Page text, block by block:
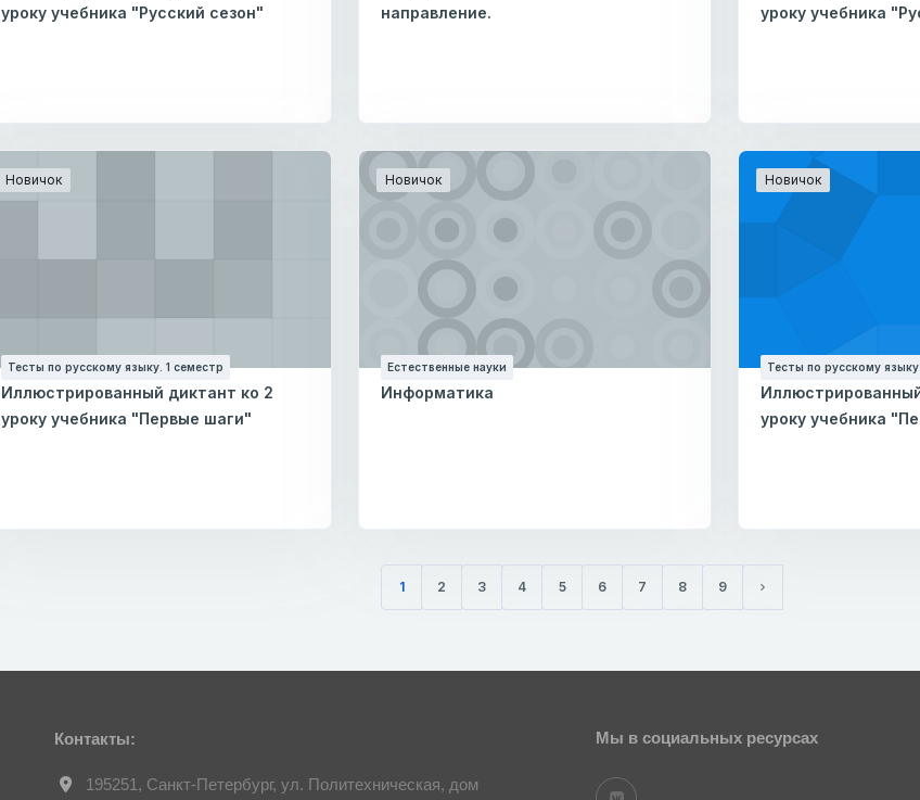
уроку учебника "Русский сезон"
направление.
уроку учебника
Новичок
Тесты по русскому языку. 1 семестр
Иллюстрированный диктант ко 2
уроку учебника "Первые шаги"
Новичок
Естественные науки
Информатика
Новичок
Тесты по русскому
уроку учебника
1
(текущая)
2 3 4 5 6 7 8 9
Контакты:
195251, Санкт-Петербург, ул. Политехническая, дом
Мы в социальных ресурсах